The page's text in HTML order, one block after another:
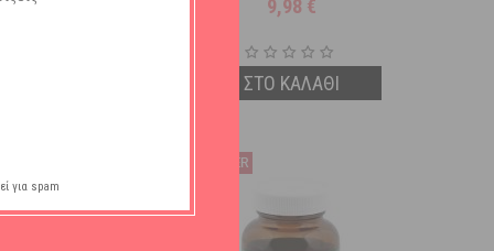
24,16 9,98 €
ΣΤΟ ΚΑΛΑΘΙ
για spam